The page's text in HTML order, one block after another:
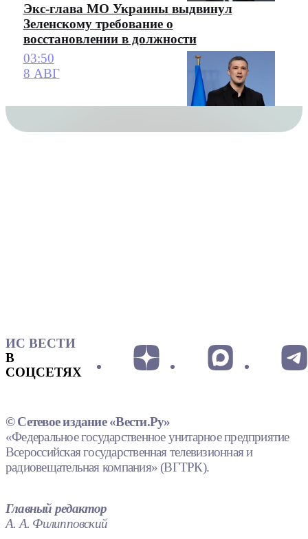
Экс-глава МО Украины выдвинул
Зеленскому требование о
восстановлении в должности
03:50
8 АВГ
ИС ВЕСТИ
В
СОЦСЕТЯХ
© Сетевое издание «Вести.Ру»
«Федеральное государственное унитарное предприятие
Всероссийская государственная телевизионная и
радиовещательная компания» (ВГТРК).
Главный редактор
А. А. Филипповский